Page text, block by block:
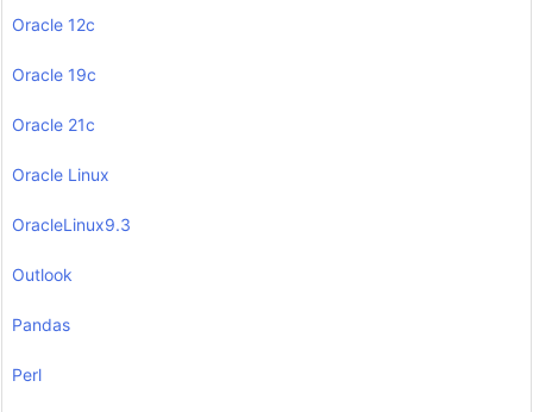
Oracle 12c
Oracle 19c
Oracle 21c
Oracle Linux
OracleLinux9.3
Outlook
Pandas
Perl